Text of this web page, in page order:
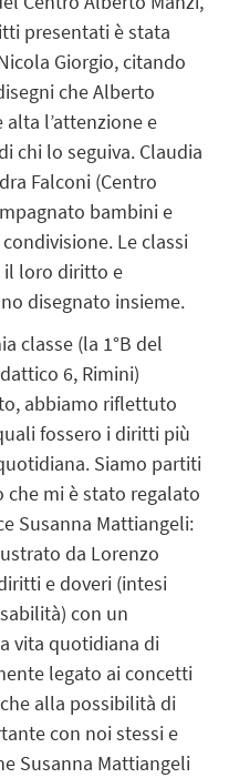
presentati è stata
Giorgio, citando
che Alberto
alta l’attenzione e
chi lo seguiva. Claudia
Falconi (Centro
bambini e
Le classi
il loro diritto e
disegnato insieme.
classe (la 1°B del
6, Rimini)
abbiamo riflettuto
fossero i diritti più
Siamo partiti
mi è stato regalato
Susanna Mattiangeli:
da Lorenzo
e doveri (intesi
con un
vita quotidiana di
legato ai concetti
alla possibilità di
con noi stessi e
Susanna Mattiangeli